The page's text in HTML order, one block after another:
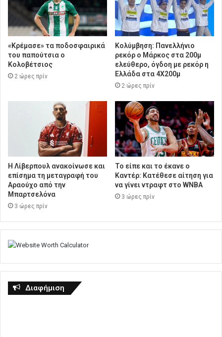
«Κρέμασε» τα ποδοσφαιρικά
του παπούτσια ο
Κολοβέτσιος
2 ώρες πρίν
Κολύμβηση: Πανελλήνιο
ρεκόρ ο Μάρκος στα 200μ
ελεύθερο, όγδοη με ρεκόρ η
Ελλάδα στα 4Χ200μ
2 ώρες πρίν
Η Λίβερπουλ ανακοίνωσε και
επίσημα τη μεταγραφή του
Αραούχο από την
Μπαρτσελόνα
3 ώρες πρίν
Το είπε και το έκανε ο
Καντέρ: Κατέθεσε αίτηση για
να γίνει ντραφτ στο WNBA
3 ώρες πρίν
Διαφήμιση